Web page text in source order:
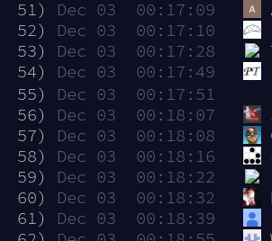
51)
Dec 03  00:17:09
52)
Dec 03  00:17:10
53)
Dec 03  00:17:28
54)
Dec 03  00:17:49
55)
Dec 03  00:17:51
56)
Dec 03  00:18:07
57)
Dec 03  00:18:08
58)
Dec 03  00:18:16
59)
Dec 03  00:18:22
60)
Dec 03  00:18:32
61)
Dec 03  00:18:39